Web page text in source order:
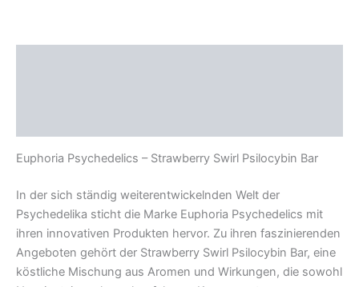
Euphoria Psychedelics – Strawberry Swirl Psilocybin Bar
In der sich ständig weiterentwickelnden Welt der
Psychedelika sticht die Marke Euphoria Psychedelics mit
ihren innovativen Produkten hervor. Zu ihren faszinierenden
Angeboten gehört der Strawberry Swirl Psilocybin Bar, eine
köstliche Mischung aus Aromen und Wirkungen, die sowohl